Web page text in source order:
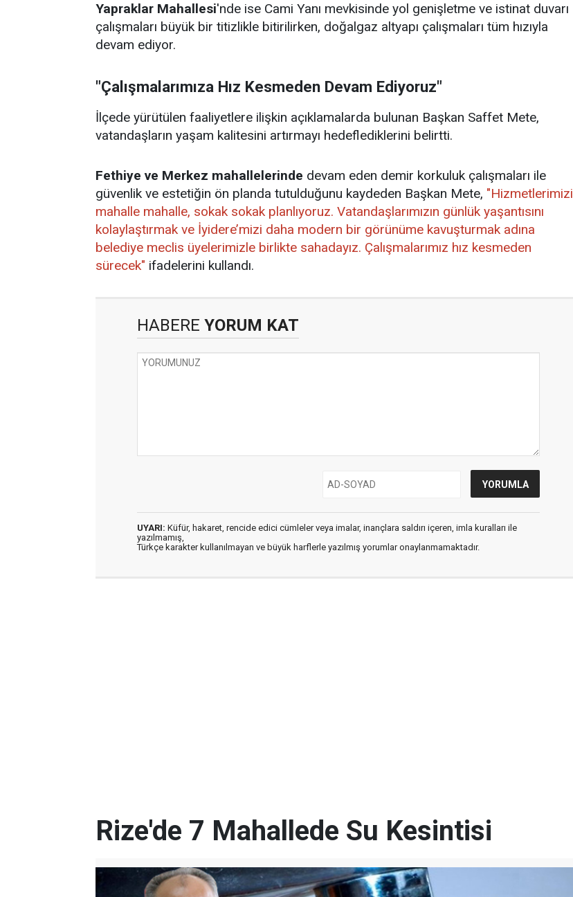
Yapraklar Mahallesi'nde ise Cami Yanı mevkisinde yol genişletme ve istinat duvarı
çalışmaları büyük bir titizlikle bitirilirken, doğalgaz altyapı çalışmaları tüm hızıyla
devam ediyor.
"Çalışmalarımıza Hız Kesmeden Devam Ediyoruz"
İlçede yürütülen faaliyetlere ilişkin açıklamalarda bulunan Başkan Saffet Mete,
vatandaşların yaşam kalitesini artırmayı hedeflediklerini belirtti.
Fethiye ve Merkez mahallelerinde devam eden demir korkuluk çalışmaları ile
güvenlik ve estetiğin ön planda tutulduğunu kaydeden Başkan Mete, "Hizmetlerimizi
mahalle mahalle, sokak sokak planlıyoruz. Vatandaşlarımızın günlük yaşantısını
kolaylaştırmak ve İyidere’mizi daha modern bir görünüme kavuşturmak adına
belediye meclis üyelerimizle birlikte sahadayız. Çalışmalarımız hız kesmeden
sürecek" ifadelerini kullandı.
HABERE YORUM KAT
UYARI: Küfür, hakaret, rencide edici cümleler veya imalar, inançlara saldırı içeren, imla kuralları ile
yazılmamış,
Türkçe karakter kullanılmayan ve büyük harflerle yazılmış yorumlar onaylanmamaktadır.
Rize'de 7 Mahallede Su Kesintisi